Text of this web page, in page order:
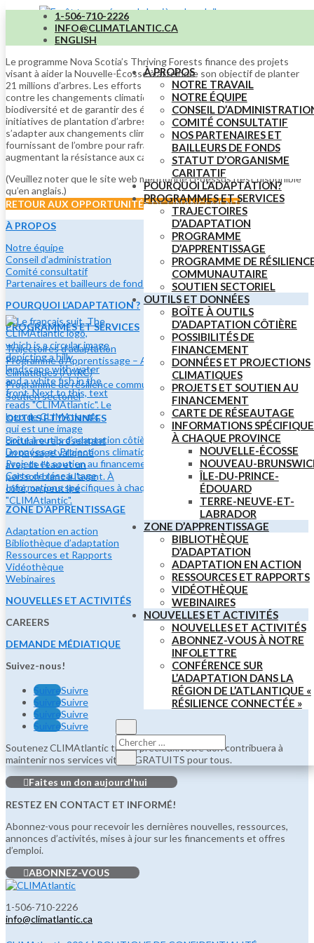
1-506-710-2226
INFO@CLIMATLANTIC.CA
ENGLISH
À PROPOS
NOTRE TRAVAIL
NOTRE ÉQUIPE
CONSEIL
COMITÉ CONSULTATIF
NOS PARTENAIRES ET
BAILLEURS DE FONDS
STATUT D’ORGANISME
CARITATIF
POURQUOI L’ADAPTATION?
PROGRAMMES ET SERVICES
TRAJECTOIRES
D’ADAPTATION
PROGRAMME
D’APPRENTISSAGE
PROGRAMME DE
COMMUNAUTAIRE
SOUTIEN SECTORIEL
OUTILS ET DONNÉES
BOÎTE À OUTILS
D’ADAPTATION CÔTIÈRE
POSSIBILITÉS DE
FINANCEMENT
DONNÉES ET PROJECTIONS
CLIMATIQUES
PROJETS ET SOUTIEN AU
FINANCEMENT
CARTE DE RÉSEAUTAGE
INFORMATIONS
À CHAQUE PROVINCE
NOUVELLE-ÉCOSSE
NOUVEAU-
ÎLE-DU-PRINCE-
ÉDOUARD
TERRE-NEUVE-ET-
LABRADOR
ZONE D’APPRENTISSAGE
BIBLIOTHÈQUE
D’ADAPTATION
ADAPTATION EN ACTION
RESSOURCES ET RAPPORTS
VIDÉOTHÈQUE
WEBINAIRES
NOUVELLES ET ACTIVITÉS
NOUVELLES ET ACTIVITÉS
ABONNEZ-VOUS À NOTRE
INFOLETTRE
CONFÉRENCE SUR
L’ADAPTATION DANS LA
RÉGION DE L’ATLANTIQUE «
RÉSILIENCE CONNECTÉE »
Nova Scotia’s Thriving Forests
Le programme Nova Scotia’s Thriving Forests finance des projets
visant à aider la Nouvelle-Écosse à atteindre son objectif de planter
21 millions d’arbres. Les efforts de plantation ont pour but de lutter
contre les changements climatiques, d’atténuer la perte de
biodiversité et de garantir des écosystèmes forestiers sains. Les
initiatives de plantation d’arbres peuvent aider les régions à
s’adapter aux changements climatiques en purifiant l’air et l’eau, en
fournissant de l’ombre pour rafraîchir les zones urbaines et en
augmentant la résistance aux catastrophes.
(Veuillez noter que le site web mentionné ci-dessus n’est disponible
qu’en anglais.)
RETOUR AUX OPPORTUNITÉS DE FINANCEMENT
À PROPOS
Notre équipe
Conseil d’administration
Comité consultatif
Partenaires et bailleurs de fonds
POURQUOI L’ADAPTATION ?
PROGRAMMES ET SERVICES
Trajectoires d’adaptation
Programme d’Apprentissage – Adaptation et Résilience
Climatiques (AARC)
Programme de résilience communautaire
Soutien sectoriel
OUTILS ET DONNÉES
Boîte à outils d’adaptation côtière
Données et Projections climatiques
Projets et soutien au financement
Carte de réseautage
Informations spécifiques à chaque province
ZONE D’APPRENTISSAGE
Adaptation en action
Bibliothèque d’adaptation
Ressources et Rapports
Vidéothèque
Webinaires
NOUVELLES ET ACTIVITÉS
CAREERS
DEMANDE MÉDIATIQUE
Suivez-nous!
SuivreSuivre
SuivreSuivre
SuivreSuivre
SuivreSuivre
Soutenez CLIMAtlantic travail précieux.Votre don contribuera à
maintenir nos services vitaux GRATUITS pour tous.
Faites un don aujourd'hui
RESTEZ EN CONTACT ET INFORMÉ!
Abonnez-vous pour recevoir les dernières nouvelles, ressources,
annonces d’activités, mises à jour sur les financements et offres
d’emploi.
ABONNEZ-VOUS
1-506-710-2226
info@climatlantic.ca